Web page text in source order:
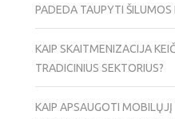
PADEDA TAUPYTI ŠILUMOS
KAIP SKAITMENIZACIJA
TRADICINIUS SEKTORIUS?
KAIP APSAUGOTI MOBILŲJĮ